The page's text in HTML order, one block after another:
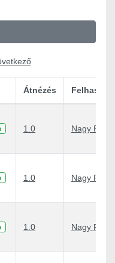
Átnézés
1.0 Nagy Péter
1.0 Nagy Péter
1.0 Nagy Péter